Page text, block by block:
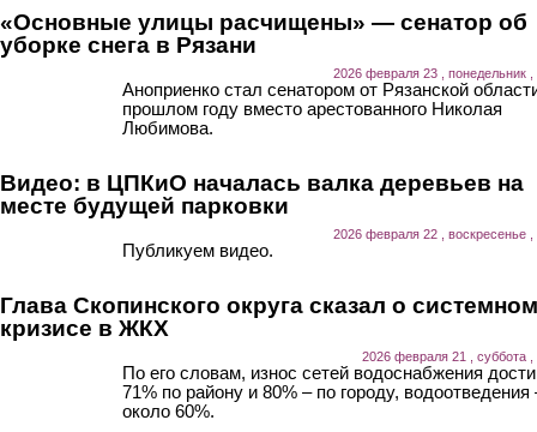
«Основные улицы расчищены» — сенатор об
уборке снега в Рязани
2026 февраля 23 , понедельник ,
Аноприенко стал сенатором от Рязанской
прошлом году вместо арестованного Николая
Любимова.
Видео: в ЦПКиО началась валка деревьев на
месте будущей парковки
2026 февраля 22 , воскресенье ,
Публикуем видео.
Глава Скопинского округа сказал о системном
кризисе в ЖКХ
2026 февраля 21 , суббота ,
По его словам, износ сетей водоснабжения
71% по району и 80% – по городу, водоотведения
около 60%.